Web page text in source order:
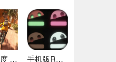
极限国度 最新版 手机版REPO 安卓版